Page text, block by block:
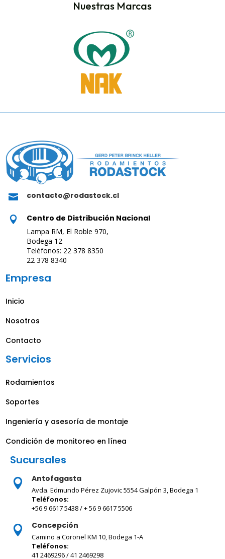
Nuestras Marcas
 contacto@rodastock.cl
 Centro de Distribución Nacional
Lampa RM, El Roble 970,
Bodega 12
Teléfonos: 22 378 8350
22 378 8340
Empresa
Inicio
Nosotros
Contacto
Servicios
Rodamientos
Soportes
Ingeniería y asesoría de montaje
Condición de monitoreo en línea
Sucursales
 Antofagasta
Avda. Edmundo Pérez Zujovic 5554 Galpón 3, Bodega 1
Teléfonos:
+56 9 6617 5438 / + 56 9 6617 5506
 Concepción
Camino a Coronel KM 10, Bodega 1-A
Teléfonos:
41 2469296 / 41 2469298